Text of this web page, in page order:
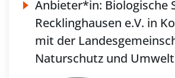
Anbieter*in: Biologische
Recklinghausen e.V. in
mit der
Naturschutz und Umwelt